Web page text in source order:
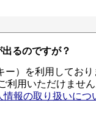
るのですが？
ー）を利用しており
利用いただけません
情報の取り扱いにつ